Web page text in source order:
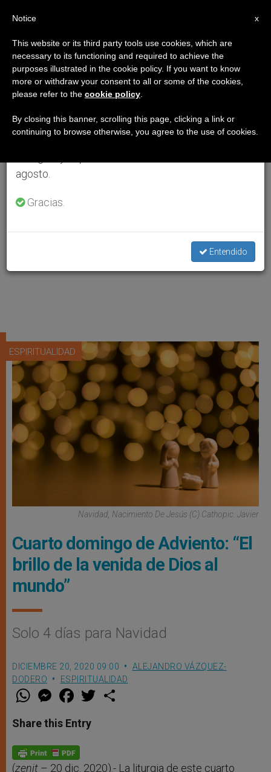
ESPIRITUALIDAD
Navidad, Nacimiento De Jesús (C) Cathopic. Javier
Cuarto domingo de Adviento: “El
brillo de la venida de Dios al
mundo”
Solo 4 días para Navidad
DICIEMBRE 20, 2020 09:00
ALEJANDRO VÁZQUEZ-
DODERO
ESPIRITUALIDAD
W
t
s
p
p
M
e
s
e
g
e
r
F
a
e
b
o
k
w
Share this Entry
(zenit – 20 dic. 2020).- La liturgia de este cuarto
×
Aviso importante
Del 27 de julio al 7 de agosto haremos la pausa
anual, aprovechando que en el periodo de verano
se generan menos informaciones y también el
agosto.
Gracias.
Entendido
x
Notice
This website or its third party tools use cookies, which are
necessary to its functioning and required to achieve the
purposes illustrated in the cookie policy. If you want to know
more or withdraw your consent to all or some of the cookies,
please refer to the cookie policy
By closing this banner, scrolling this page, clicking a link or
continuing to browse otherwise, you agree to the use of cookies.